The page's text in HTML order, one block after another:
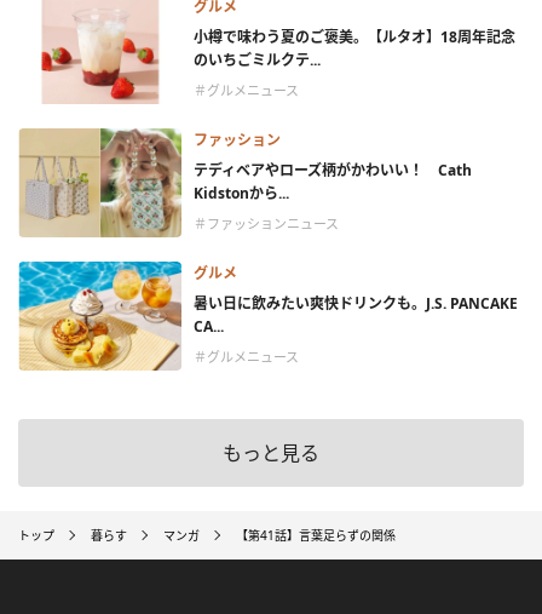
グルメ
小樽で味わう夏のご褒美。【ルタオ】18周年記念
のいちごミルクテ...
＃グルメニュース
ファッション
テディベアやローズ柄がかわいい！ Cath
Kidstonから...
＃ファッションニュース
グルメ
暑い日に飲みたい爽快ドリンクも。J.S. PANCAKE
CA...
＃グルメニュース
もっと見る
トップ 暮らす マンガ 【第41話】言葉足らずの関係